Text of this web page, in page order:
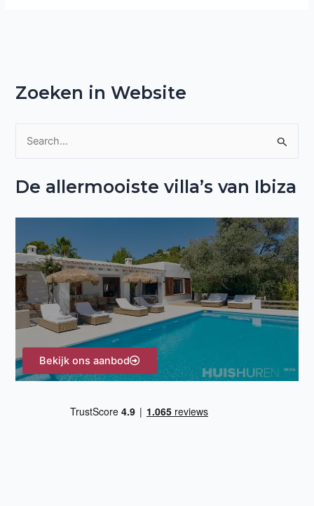
Zoeken in Website
e
a
r
:
De allermooiste villa’s van Ibiza
Bekijk ons aanbod